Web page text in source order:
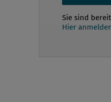
Sie sind
Hier